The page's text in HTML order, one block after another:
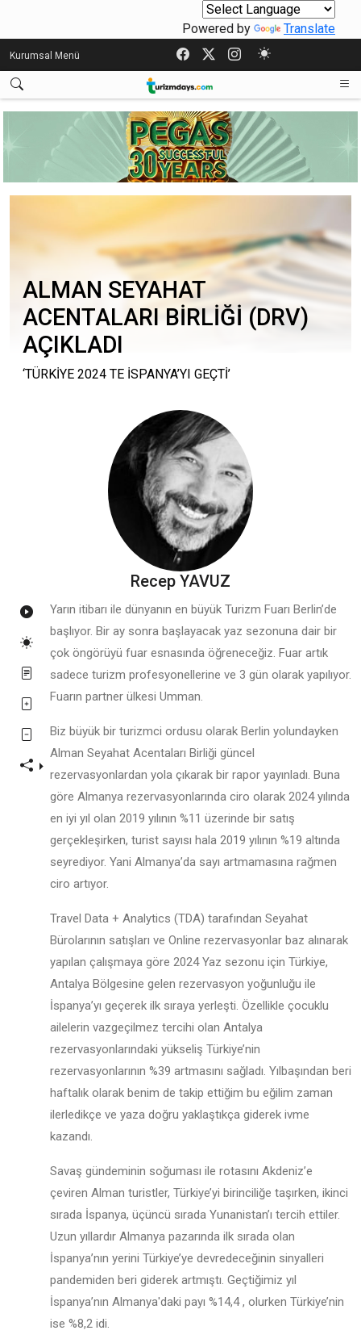
Powered by Translate
Kurumsal Menü
ALMAN SEYAHAT
ACENTALARI BİRLİĞİ (DRV)
AÇIKLADI
‘TÜRKİYE 2024 TE İSPANYA’YI GEÇTİ’
Recep YAVUZ
Yarın itibarı ile dünyanın en büyük Turizm Fuarı Berlin’de
başlıyor. Bir ay sonra başlayacak yaz sezonuna dair bir
çok öngörüyü fuar esnasında öğreneceğiz. Fuar artık
sadece turizm profesyonellerine ve 3 gün olarak yapılıyor.
Fuarın partner ülkesi Umman.
Biz büyük bir turizmci ordusu olarak Berlin yolundayken
Alman Seyahat Acentaları Birliği güncel
rezervasyonlardan yola çıkarak bir rapor yayınladı. Buna
göre Almanya rezervasyonlarında ciro olarak 2024 yılında
en iyi yıl olan 2019 yılının %11 üzerinde bir satış
gerçekleşirken, turist sayısı hala 2019 yılının %19 altında
seyrediyor. Yani Almanya’da sayı artmamasına rağmen
ciro artıyor.
Travel Data + Analytics (TDA) tarafından Seyahat
Bürolarının satışları ve Online rezervasyonlar baz alınarak
yapılan çalışmaya göre 2024 Yaz sezonu için Türkiye,
Antalya Bölgesine gelen rezervasyon yoğunluğu ile
İspanya’yı geçerek ilk sıraya yerleşti. Özellikle çocuklu
ailelerin vazgeçilmez tercihi olan Antalya
rezervasyonlarındaki yükseliş Türkiye’nin
rezervasyonlarının %39 artmasını sağladı. Yılbaşından beri
haftalık olarak benim de takip ettiğim bu eğilim zaman
ilerledikçe ve yaza doğru yaklaştıkça giderek ivme
kazandı.
Savaş gündeminin soğuması ile rotasını Akdeniz’e
çeviren Alman turistler, Türkiye’yi birinciliğe taşırken, ikinci
sırada İspanya, üçüncü sırada Yunanistan’ı tercih ettiler.
Uzun yıllardır Almanya pazarında ilk sırada olan
İspanya’nın yerini Türkiye’ye devredeceğinin sinyalleri
pandemiden beri giderek artmıştı. Geçtiğimiz yıl
İspanya’nın Almanya'daki payı %14,4 , olurken Türkiye’nin
ise %8,2 idi.